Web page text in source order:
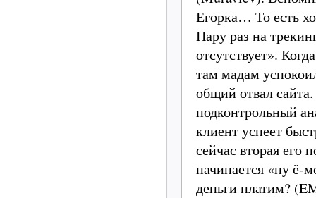
Егорка… То есть
Пару раз на
отсутствует».
там мадам
общий отвал
подконтрольный
клиент успеет
сейчас вторая его
начинается «ну ё-
деньги платим?